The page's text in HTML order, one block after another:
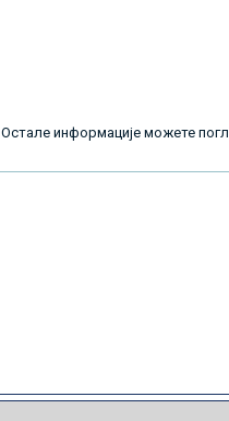
Остале информације можете